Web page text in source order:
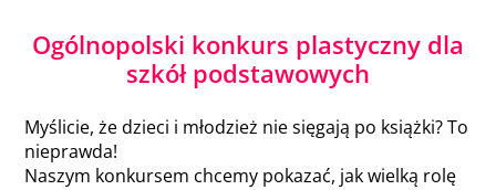
Ogólnopolski konkurs plastyczny dla
szkół podstawowych
Myślicie, że dzieci i młodzież nie sięgają po książki? To
nieprawda!
Naszym konkursem chcemy pokazać, jak wielką rolę